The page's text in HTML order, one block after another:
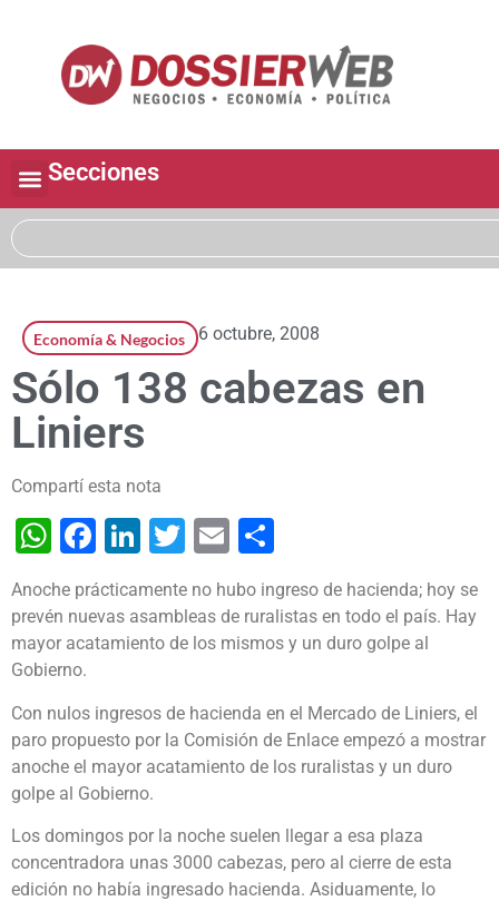
Secciones
Economía & Negocios 6 octubre, 2008
Sólo 138 cabezas en
Liniers
Compartí esta nota
WhatsApp
Facebook
LinkedIn
Twitter
Email
Anoche prácticamente no hubo ingreso de hacienda; hoy se
prevén nuevas asambleas de ruralistas en todo el país. Hay
mayor acatamiento de los mismos y un duro golpe al
Gobierno.
Con nulos ingresos de hacienda en el Mercado de Liniers, el
paro propuesto por la Comisión de Enlace empezó a mostrar
anoche el mayor acatamiento de los ruralistas y un duro
golpe al Gobierno.
Los domingos por la noche suelen llegar a esa plaza
concentradora unas 3000 cabezas, pero al cierre de esta
edición no había ingresado hacienda. Asiduamente, lo